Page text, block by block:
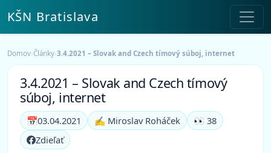
KŠN Bratislava
Domov›Články›3.4.2021 – Slovak and Czech tímový súboj, internet
3.4.2021 – Slovak and Czech tímový
súboj, internet
📅03.04.2021 ✍️ Miroslav Roháček
👀 38
Zdieľať